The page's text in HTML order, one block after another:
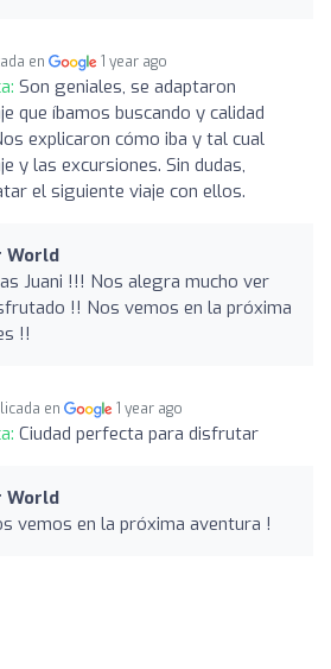
en 1 year ago
Son geniales, se adaptaron
que íbamos buscando y calidad
explicaron cómo iba y tal cual
y las excursiones. Sin dudas,
el siguiente viaje con ellos.
World
Juani !!! Nos alegra mucho ver
!! Nos vemos en la próxima
!!
en 1 year ago
Ciudad perfecta para disfrutar
World
vemos en la próxima aventura !